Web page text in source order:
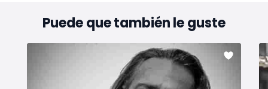
Puede que también le guste